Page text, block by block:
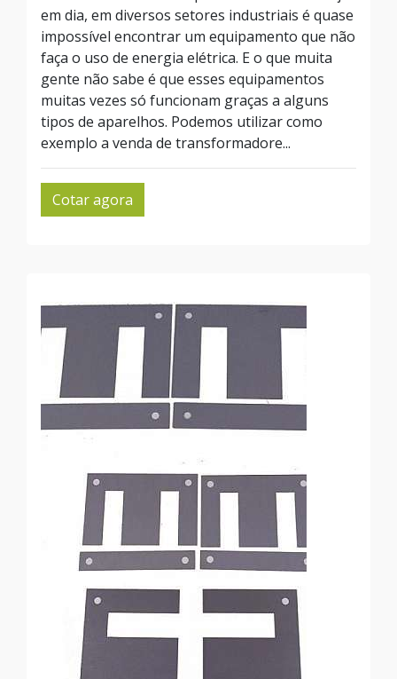
em dia, em diversos setores industriais é quase
impossível encontrar um equipamento que não
faça o uso de energia elétrica. E o que muita
gente não sabe é que esses equipamentos
muitas vezes só funcionam graças a alguns
tipos de aparelhos. Podemos utilizar como
exemplo a venda de transformadore...
Cotar agora